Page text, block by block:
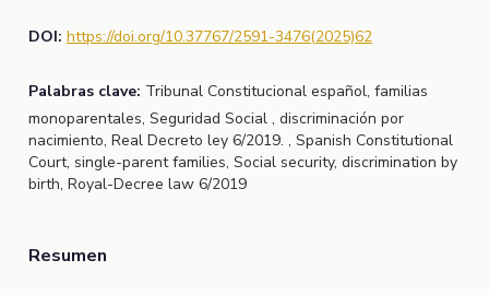
DOI: https://doi.org/10.37767/2591-3476(2025)62
Palabras clave: Tribunal Constitucional español, familias
monoparentales, Seguridad Social , discriminación por
nacimiento, Real Decreto ley 6/2019. , Spanish Constitutional
Court, single-parent families, Social security, discrimination by
birth, Royal-Decree law 6/2019
Resumen